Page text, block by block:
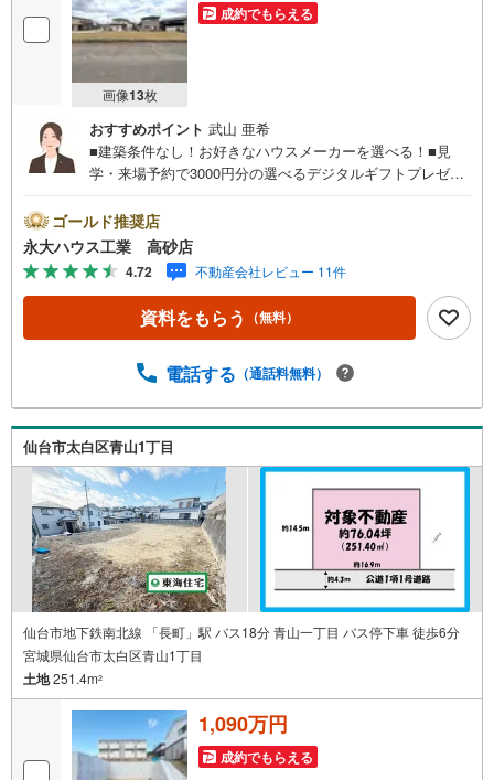
画像13枚
成約でもらえる
おすすめポイント 武山 亜希
■建築条件なし！お好きなハウスメーカーを選べる！■見
学・来場予約で3000円分の選べるデジタルギフトプレゼン
内の多数店舗で展開中！こちらでは当社の強みを大きく2つ
に分けてご紹介！1.＜豊富な不動産知識＞戸建・マンショ
ン・土地...と種別を問わず不動産を取り扱っております。
更に教育施設や商業施設、子育て環境や行政などの地域情
報を総合し、お客様により良い物件選びをして頂けるよ
う、しっかりとサポートさせて頂きます。2.＜経験豊富な
ォーム】など住宅に関する様々なご質問はもちろん、ご購
ご説明させて頂きます。各店舗ではキッズスペースも完
備！お子様連れのご家族様で是非お越しください。営業時
間:10:00～18:00（定休日火・水曜日※店舗により変動あ
り）現地のご案内も可能ですので、どうぞお気軽にお問い
合わせください！
ゴールド推奨店
永大ハウス工業 高砂店
4.72 不動産会社レビュー 11件
資料をもらう （無料）
電話する （通話料無料）
仙台市太白区青山1丁目
仙台市地下鉄南北線 「長町」駅 バス18分 青山一丁目 バス停下車 徒歩6分
宮城県仙台市太白区青山1丁目
土地251.4m2
1,090万円
成約でもらえる